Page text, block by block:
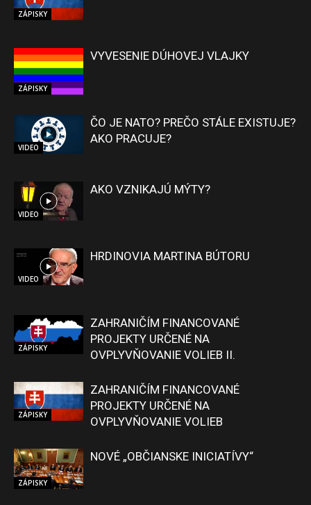
ZÁPISKY
ZÁPISKY
VYVESENIE DÚHOVEJ VLAJKY
VIDEO
ČO JE NATO? PREČO STÁLE EXISTUJE?
AKO PRACUJE?
VIDEO
AKO VZNIKAJÚ MÝTY?
VIDEO
HRDINOVIA MARTINA BÚTORU
ZÁPISKY
ZAHRANIČÍM FINANCOVANÉ
PROJEKTY URČENÉ NA
OVPLYVŇOVANIE VOLIEB II.
ZÁPISKY
ZAHRANIČÍM FINANCOVANÉ
PROJEKTY URČENÉ NA
OVPLYVŇOVANIE VOLIEB
ZÁPISKY
NOVÉ „OBČIANSKE INICIATÍVY“